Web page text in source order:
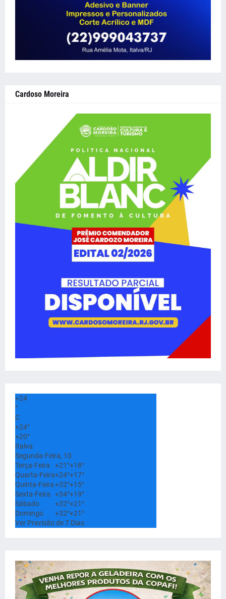
Cardoso Moreira
+24
°
C
+24°
+20°
Italva
Segunda-Feira, 10
Terça-Feira
+21°+18°
Quarta-Feira+24°+17°
Quinta-Feira+32°+15°
Sexta-Feira
+34°+19°
Sábado
+32°+21°
Domingo
+32°+21°
Ver Previsão de 7 Dias